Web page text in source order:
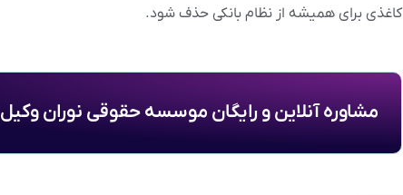
کاغذی برای همیشه از نظام بانکی حذف شود.
مشاوره آنلاین و رایگان موسسه حقوقی نوران وکیل